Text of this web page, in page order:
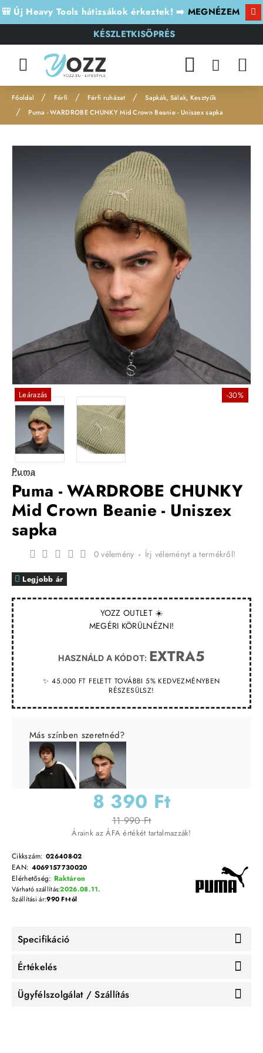
🎒 Új Heavy Tools hátizsákok érkeztek! ➡️ MEGNÉZEM
KÉSZLETKISÖPRÉS
o
Férfi Férfi ruházat
Sapkák, Sálak, Kesztyűk
Puma - WARDROBE CHUNKY Mid Crown Beanie - Uniszex sapka
Leárazás -30%
Puma
Puma - WARDROBE CHUNKY
Mid Crown Beanie - Uniszex
sapka
YOZZ OUTLET ☀️
MEGÉRI KÖRÜLNÉZNI!
HASZNÁLD A KÓDOT: EXTRA5
✨ 45.000 FT FELETT TOVÁBBI 5% KEDVEZMÉNYBEN
RÉSZESÜLSZ!
Legjobb ár
0 vélemény - Írj véleményt a termékről!
8 390 Ft
11 990 Ft
Áraink az ÁFA értékét tartalmazzák!
Cikkszám: 026408-02
EAN: 4069157730020
Elérhetőség: Raktáron
Várható szállítás:2026.08.11.
Szállítási ár:990 Ft-tól
Más színben szeretnéd?
Specifikáció
Értékelés
Ügyfélszolgálat / Szállítás